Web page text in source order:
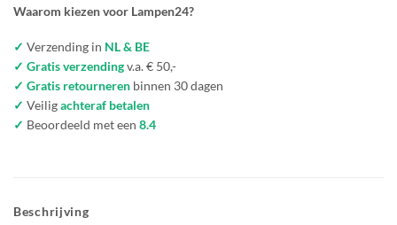
Waarom kiezen voor Lampen24?
✓ Verzending in NL & BE
✓ Gratis verzendingv.a. € 50,-
✓ Gratis retourneren binnen 30 dagen
✓ Veiligachteraf betalen
✓ Beoordeeld met een 8.4
Beschrijving